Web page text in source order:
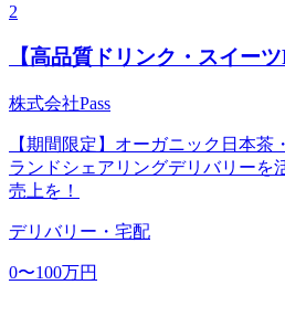
2
【高品質ドリンク・スイー
株式会社Pass
【期間限定】オーガニック日本
ランドシェアリングデリバリーを
売上を！
デリバリー・宅配
0〜100万円